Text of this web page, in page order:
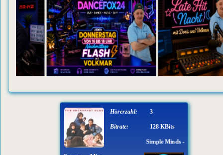
Simple Minds - Don't You
Hörerzahl: 3
Bitrate: 128 KBits